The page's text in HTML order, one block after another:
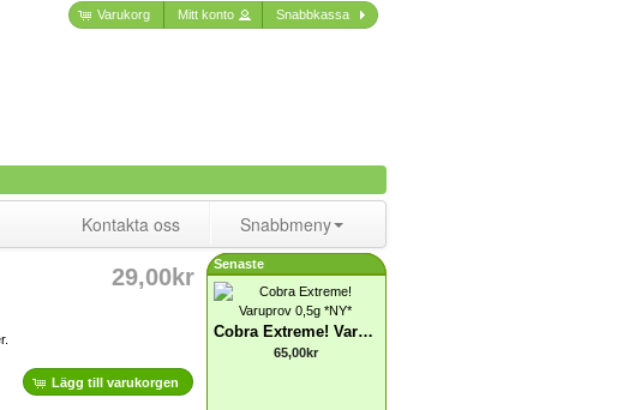
Varukorg Mitt konto Snabbkassa
Kontakta oss Snabbmeny
29,00kr
Lägg till varukorgen
Senaste
Cobra Extreme! Varuprov 0,5g *NY*
65,00kr